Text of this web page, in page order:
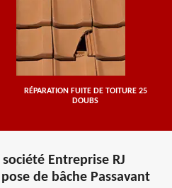
RÉPARATION FUITE DE TOITURE 25
DOUBS
Entreprise RJ
de bâche Passavant